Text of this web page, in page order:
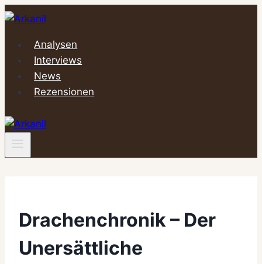
Zum
springenAnalysen
Interviews
News
Rezensionen
Drachenchronik – Der
Unersättliche